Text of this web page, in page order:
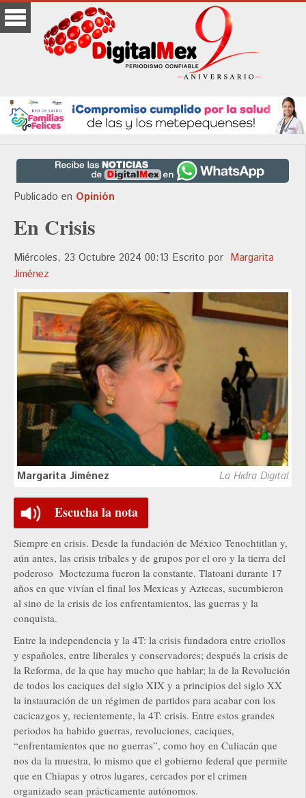
Publicado en Opinión
En Crisis
Miércoles, 23 Octubre 2024 00:13 Escrito por Margarita
Jiménez
Margarita Jiménez La Hidra Digital
Escucha la nota
Siempre en crisis. Desde la fundación de México Tenochtitlan y,
aún antes, las crisis tribales y de grupos por el oro y la tierra del
poderoso Moctezuma fueron la constante. Tlatoani durante 17
años en que vivían el final los Mexicas y Aztecas, sucumbieron
al sino de la crisis de los enfrentamientos, las guerras y la
conquista.
Entre la independencia y la 4T: la crisis fundadora entre criollos
y españoles, entre liberales y conservadores; después la crisis de
la Reforma, de la que hay mucho que hablar; la de la Revolución
de todos los caciques del siglo XIX y a principios del siglo XX
la instauración de un régimen de partidos para acabar con los
cacicazgos y, recientemente, la 4T: crisis. Entre estos grandes
periodos ha habido guerras, revoluciones, caciques,
“enfrentamientos que no guerras”, como hoy en Culiacán que
nos da la muestra, lo mismo que el gobierno federal que permite
que en Chiapas y otros lugares, cercados por el crimen
organizado sean prácticamente autónomos.